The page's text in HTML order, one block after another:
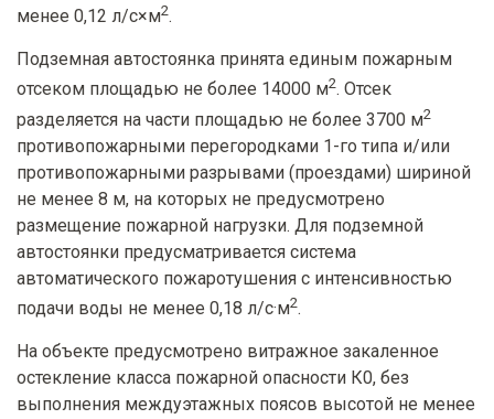
менее 0,12 л/с×м2.
Подземная автостоянка принята единым пожарным
отсеком площадью не более 14000 м2. Отсек
разделяется на части площадью не более 3700 м2
противопожарными перегородками 1-го типа и/или
противопожарными разрывами (проездами) шириной
не менее 8 м, на которых не предусмотрено
размещение пожарной нагрузки. Для подземной
автостоянки предусматривается система
автоматического пожаротушения с интенсивностью
подачи воды не менее 0,18 л/с·м2.
На объекте предусмотрено витражное закаленное
остекление класса пожарной опасности К0, без
выполнения междуэтажных поясов высотой не менее